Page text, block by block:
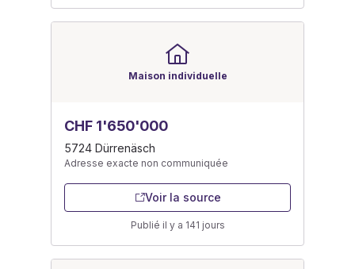
Maison individuelle
CHF 1'650'000
5724 Dürrenäsch
Adresse exacte non communiquée
Voir la source
Publié il y a 141 jours